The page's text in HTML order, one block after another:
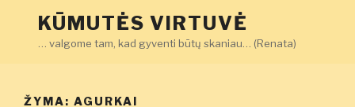
KŪMUTĖS VIRTUVĖ
… valgome tam, kad gyventi būtų skaniau… (Renata)
ŽYMA: AGURKAI